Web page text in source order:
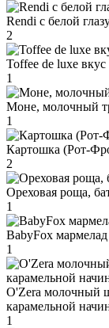
Rendi с белой
2
Toffee de luxe
1
Моне, молочный
1
Картошка (Рот-
2
Ореховая роща,
1
BabyFox
1
O'Zera молочный
карамельной
1